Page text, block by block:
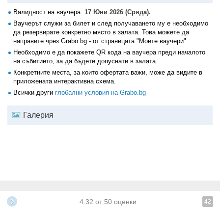
Валидност на ваучера: 17 Юни 2026 (Сряда).
Ваучерът служи за билет и след получаването му е необходимо
да резервирате конкретно място в залата. Това можете да
направите чрез Grabo.bg - от страницата "Моите ваучери".
Необходимо е да покажете QR кода на ваучера преди началото
на събитието, за да бъдете допуснати в залата.
Конкретните места, за които офертата важи, може да видите в
приложената интерактивна схема.
Всички други глобални условия на Grabo.bg
Галерия
4.32 от 50 оценки 42